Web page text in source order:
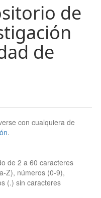
de
de
con cualquiera de
.
de 2 a 60 caracteres
Z), números (0-9),
(.) sin caracteres